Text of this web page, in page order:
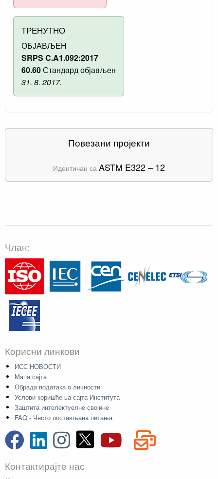
ТРЕНУТНО
ОБЈАВЉЕН
SRPS C.A1.092:2017
60.60Стандард објављен
31. 8. 2017.
Повезани пројекти
Идентичан са ASTM E322 – 12
Члан:
Корисни линкови
ИСС НОВОСТИ
Мапа сајта
Обрада података о личности
Услови коришћења сајта Института
Заштита интелектуелне својине
FAQ - Често постављана питања
Контактирајте нас